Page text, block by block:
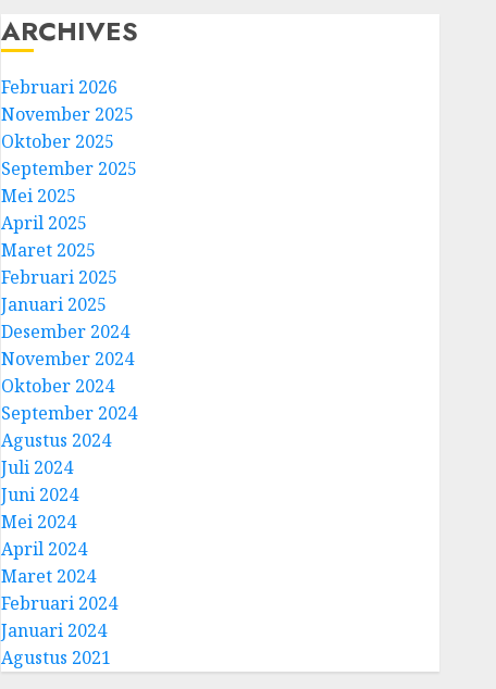
ARCHIVES
Februari 2026
November 2025
Oktober 2025
September 2025
Mei 2025
April 2025
Maret 2025
Februari 2025
Januari 2025
Desember 2024
November 2024
Oktober 2024
September 2024
Agustus 2024
Juli 2024
Juni 2024
Mei 2024
April 2024
Maret 2024
Februari 2024
Januari 2024
Agustus 2021